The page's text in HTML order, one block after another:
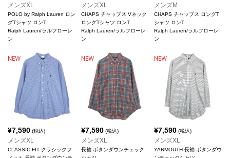
メンズXL
POLO by Ralph Lauren ロン
グTシャツ ロンT
Ralph Lauren/ラルフローレ
ン
メンズXL
CHAPS チャップス Vネック
ロングTシャツ ロンT
Ralph Lauren/ラルフローレ
ン
メンズM
CHAPS チャップス ロングT
シャツ ロンT
Ralph Lauren/ラルフローレ
ン
¥7,590 (税込)
メンズXL
CLASSIC FIT クラシックフ
¥7,590(税込)
メンズXL
長袖 ボタンダウンチェック
¥7,590 (税込)
メンズXL
YARMOUTH 長袖 ボタンダウ